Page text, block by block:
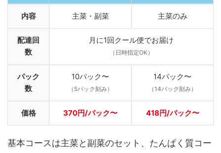
内容 主菜・副菜 主菜のみ
配達回
数
月に1回クール便でお届け
（日時指定OK）
パック
数
10パック〜
（5パック刻み）
14パック〜
（14パック刻み）
価格 370円/パック〜 418円/パック〜
基本コースは主菜と副菜のセット、たんぱく質コー